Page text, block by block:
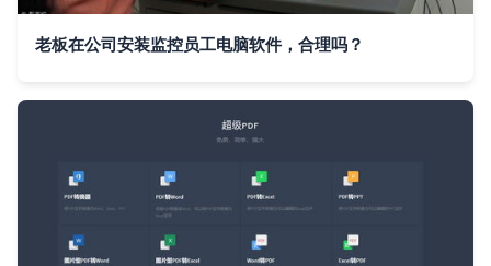
老板在公司安装监控员工电脑软件，合理吗？